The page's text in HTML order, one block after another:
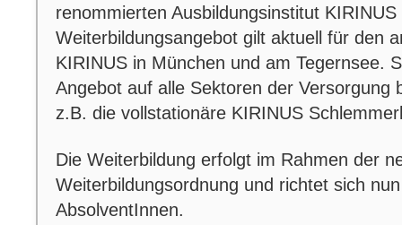
renommierten Ausbildungsinstitut
Weiterbildungsangebot gilt aktuell für den
KIRINUS in München und am Tegernsee.
Angebot auf alle Sektoren der Versorgung
z.B. die vollstationäre KIRINUS
Die Weiterbildung erfolgt im Rahmen der
Weiterbildungsordnung und richtet sich
AbsolventInnen.